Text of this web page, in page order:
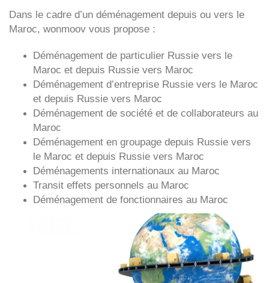
Dans le cadre d’un déménagement depuis ou vers le
Maroc, wonmoov vous propose :
Déménagement de particulier Russie vers le
Maroc et depuis Russie vers Maroc
Déménagement d’entreprise Russie vers le Maroc
et depuis Russie vers Maroc
Déménagement de société et de collaborateurs au
Maroc
Déménagement en groupage depuis Russie vers
le Maroc et depuis Russie vers Maroc
Déménagements internationaux au Maroc
Transit effets personnels au Maroc
Déménagement de fonctionnaires au Maroc